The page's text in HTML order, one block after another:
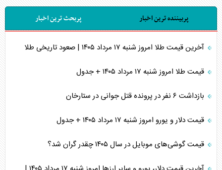
پربیننده ترین اخبار پربحث ترین اخبار
آخرین قیمت طلا امروز شنبه ۱۷ مرداد ۱۴۰۵ | صعود تاریخی طلا
قیمت طلا امروز شنبه ۱۷ مرداد ۱۴۰۵ + جدول
بازداشت ۶ نفر در پرونده قتل جوانی در ستارخان
قیمت دلار و یورو امروز شنبه ۱۷ مرداد ۱۴۰۵ + جدول
قیمت گوشی‌های موبایل در سال ۱۴۰۵ چقدر گران شد؟